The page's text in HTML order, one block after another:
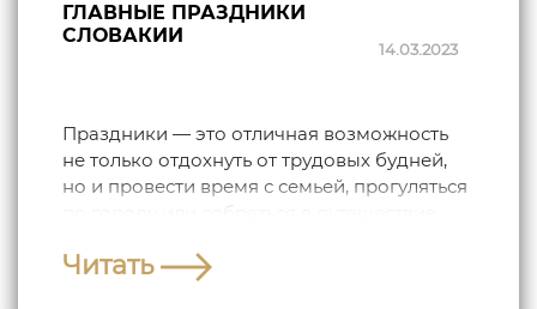
ГЛАВНЫЕ ПРАЗДНИКИ
СЛОВАКИИ
14.03.2023
Праздники — это отличная возможность
не только отдохнуть от трудовых будней,
но и провести время с семьей, прогуляться
Читать